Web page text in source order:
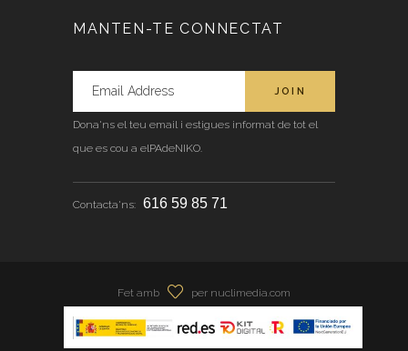
MANTEN-TE CONNECTAT
Dona'ns el teu email i estigues informat de tot el
que es cou a elPAdeNIKO.
Contacta'ns: 616 59 85 71
Fet amb per nuclimedia.com